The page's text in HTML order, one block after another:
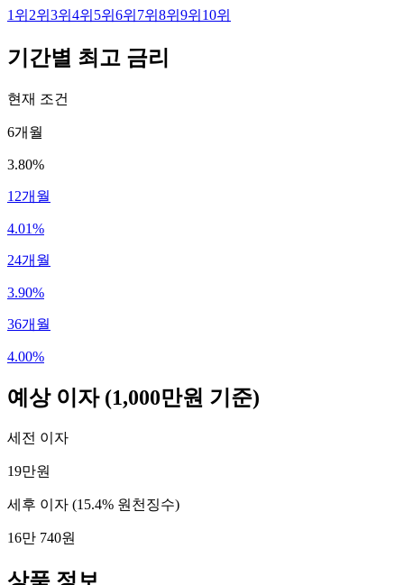
1 위 2위 3위 4위 5위 6위 7위 8위 9위 10위
기간별 최고 금리
현재 조건
6개월
3.80%
12개월
4.01%
24개월
3.90%
36개월
4.00%
예상 이자 (1,000만원 기준)
세전 이자
19만원
세후 이자 (15.4% 원천징수)
16만 740원